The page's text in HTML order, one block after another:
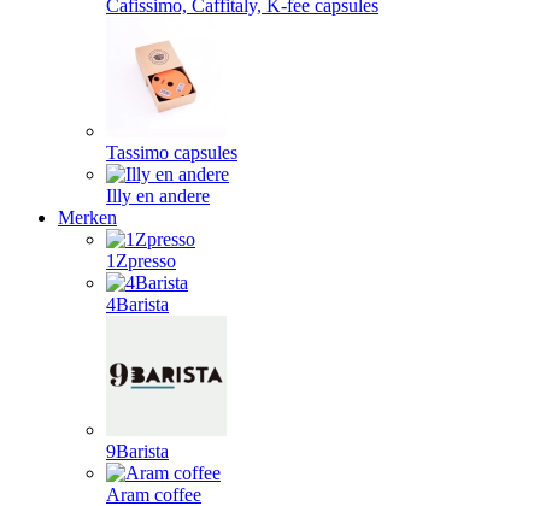
Cafissimo, Caffitaly, K-fee capsules
Tassimo capsules
Illy en andere
Merken
1Zpresso
4Barista
9Barista
Aram coffee